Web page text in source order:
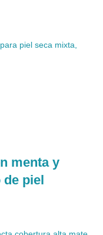
menta y
de piel